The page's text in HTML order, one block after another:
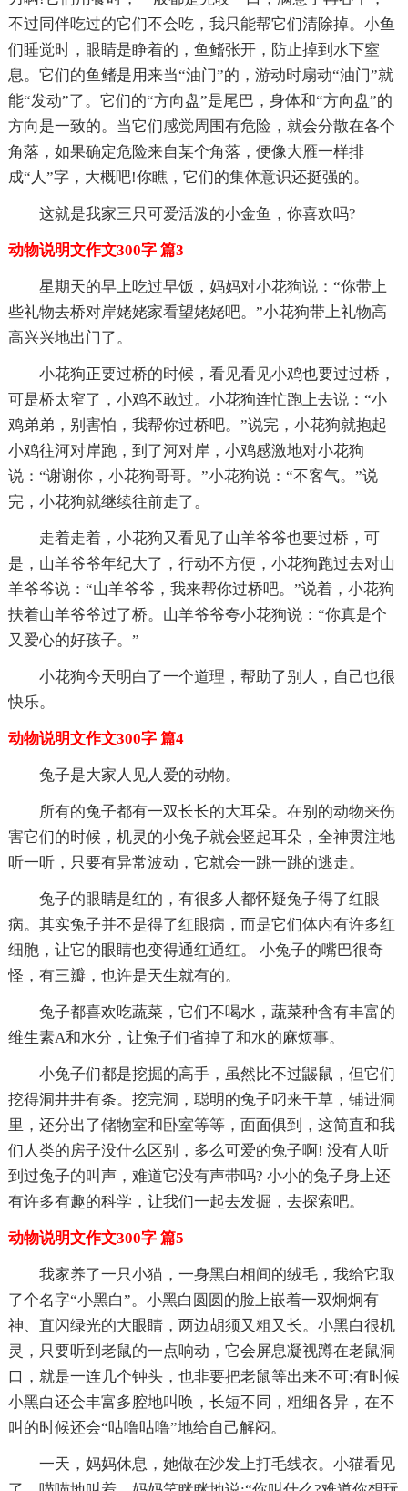
不过同伴吃过的它们不会吃，我只能帮它们清除掉。小鱼
们睡觉时，眼睛是睁着的，鱼鳍张开，防止掉到水下窒
息。它们的鱼鳍是用来当“油门”的，游动时扇动“油门”就
能“发动”了。它们的“方向盘”是尾巴，身体和“方向盘”的
方向是一致的。当它们感觉周围有危险，就会分散在各个
角落，如果确定危险来自某个角落，便像大雁一样排
成“人”字，大概吧!你瞧，它们的集体意识还挺强的。
这就是我家三只可爱活泼的小金鱼，你喜欢吗?
动物说明文作文300字 篇3
星期天的早上吃过早饭，妈妈对小花狗说：“你带上
些礼物去桥对岸姥姥家看望姥姥吧。”小花狗带上礼物高
高兴兴地出门了。
小花狗正要过桥的时候，看见看见小鸡也要过过桥，
可是桥太窄了，小鸡不敢过。小花狗连忙跑上去说：“小
鸡弟弟，别害怕，我帮你过桥吧。”说完，小花狗就抱起
小鸡往河对岸跑，到了河对岸，小鸡感激地对小花狗
说：“谢谢你，小花狗哥哥。”小花狗说：“不客气。”说
完，小花狗就继续往前走了。
走着走着，小花狗又看见了山羊爷爷也要过桥，可
是，山羊爷爷年纪大了，行动不方便，小花狗跑过去对山
羊爷爷说：“山羊爷爷，我来帮你过桥吧。”说着，小花狗
扶着山羊爷爷过了桥。山羊爷爷夸小花狗说：“你真是个
又爱心的好孩子。”
小花狗今天明白了一个道理，帮助了别人，自己也很
快乐。
动物说明文作文300字 篇4
兔子是大家人见人爱的动物。
所有的兔子都有一双长长的大耳朵。在别的动物来伤
害它们的时候，机灵的小兔子就会竖起耳朵，全神贯注地
听一听，只要有异常波动，它就会一跳一跳的逃走。
兔子的眼睛是红的，有很多人都怀疑兔子得了红眼
病。其实兔子并不是得了红眼病，而是它们体内有许多红
细胞，让它的眼睛也变得通红通红。 小兔子的嘴巴很奇
怪，有三瓣，也许是天生就有的。
兔子都喜欢吃蔬菜，它们不喝水，蔬菜种含有丰富的
维生素A和水分，让兔子们省掉了和水的麻烦事。
小兔子们都是挖掘的高手，虽然比不过鼹鼠，但它们
挖得洞井井有条。挖完洞，聪明的兔子叼来干草，铺进洞
里，还分出了储物室和卧室等等，面面俱到，这简直和我
们人类的房子没什么区别，多么可爱的兔子啊! 没有人听
到过兔子的叫声，难道它没有声带吗? 小小的兔子身上还
有许多有趣的科学，让我们一起去发掘，去探索吧。
动物说明文作文300字 篇5
我家养了一只小猫，一身黑白相间的绒毛，我给它取
了个名字“小黑白”。小黑白圆圆的脸上嵌着一双炯炯有
神、直闪绿光的大眼睛，两边胡须又粗又长。小黑白很机
灵，只要听到老鼠的一点响动，它会屏息凝视蹲在老鼠洞
口，就是一连几个钟头，也非要把老鼠等出来不可;有时候
小黑白还会丰富多腔地叫唤，长短不同，粗细各异，在不
叫的时候还会“咕噜咕噜”地给自己解闷。
一天，妈妈休息，她做在沙发上打毛线衣。小猫看见